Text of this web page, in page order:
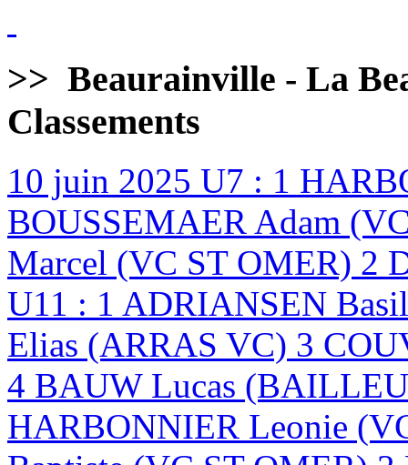
>> Beaurainville - La
Classements
10 juin 2025 U7 : 1
BOUSSEMAER Adam
Marcel (VC ST OMER) 2
U11 : 1 ADRIANSEN
Elias (ARRAS VC) 3
4 BAUW Lucas
HARBONNIER Leonie